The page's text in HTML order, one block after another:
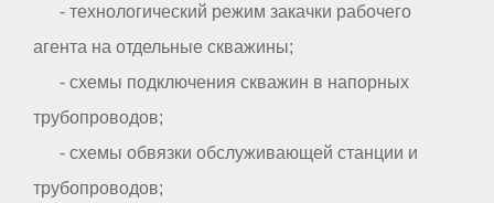
- технологический режим закачки рабочего
агента на отдельные скважины;
- схемы подключения скважин в напорных
трубопроводов;
- схемы обвязки обслуживающей станции и
трубопроводов;